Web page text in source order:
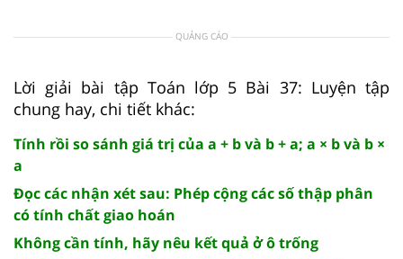
QUẢNG CÁO
Lời giải bài tập Toán lớp 5 Bài 37: Luyện tập
chung hay, chi tiết khác:
Tính rồi so sánh giá trị của a + b và b + a; a × b và b ×
a
Đọc các nhận xét sau: Phép cộng các số thập phân
có tính chất giao hoán
Không cần tính, hãy nêu kết quả ở ô trống